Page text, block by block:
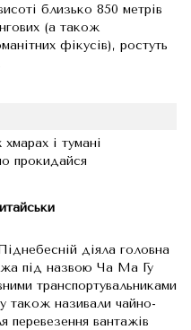
близько 850 метрів
(а також
фікусів), ростуть
і тумані
прокидайся
діяла головна
під назвою Ча Ма Гу
транспортувальниками
також називали чайно-
перевезення вантажів